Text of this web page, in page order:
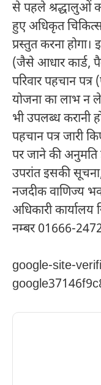
से पहले श्रद्धालुओं
हुए अधिकृत
प्रस्तुत करना
(जैसे आधार कार्ड,
परिवार पहचान पत्र
योजना का लाभ न
भी उपलब्ध करानी
पहचान पत्र जारी
पर जाने की अनुमति
उपरांत इसकी
नजदीक वाणिज्य
अधिकारी
नम्बर 01666-
google-site-